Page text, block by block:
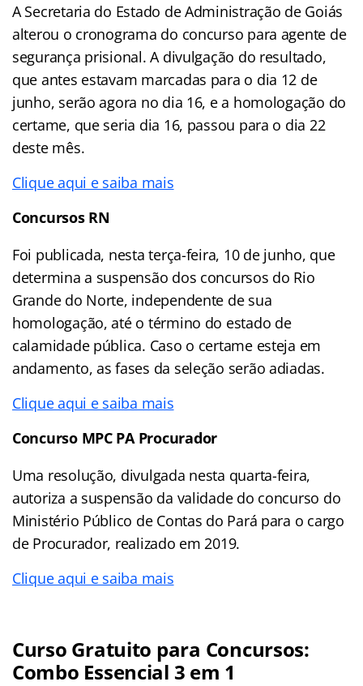
A Secretaria do Estado de Administração de Goiás
alterou o cronograma do concurso para agente de
segurança prisional. A divulgação do resultado,
que antes estavam marcadas para o dia 12 de
junho, serão agora no dia 16, e a homologação do
certame, que seria dia 16, passou para o dia 22
deste mês.
Clique aqui e saiba mais
Concursos RN
Foi publicada, nesta terça-feira, 10 de junho, que
determina a suspensão dos concursos do Rio
Grande do Norte, independente de sua
homologação, até o término do estado de
calamidade pública. Caso o certame esteja em
andamento, as fases da seleção serão adiadas.
Clique aqui e saiba mais
Concurso MPC PA Procurador
Uma resolução, divulgada nesta quarta-feira,
autoriza a suspensão da validade do concurso do
Ministério Público de Contas do Pará para o cargo
de Procurador, realizado em 2019.
Clique aqui e saiba mais
Curso Gratuito para Concursos:
Combo Essencial 3 em 1